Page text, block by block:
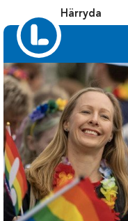
Härryda